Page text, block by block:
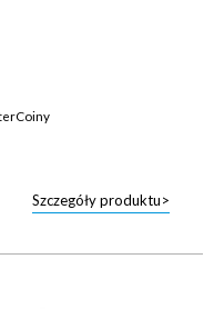
Szczegóły produktu>